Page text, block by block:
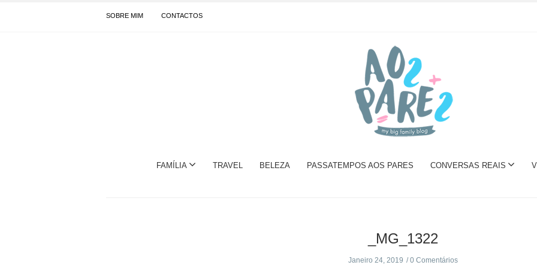
SOBRE MIM CONTACTOS
FAMÍLIA TRAVEL BELEZA PASSATEMPOS AOS PARES CONVERSAS REAIS
_MG_1322
Janeiro 24, 2019 0 Comentários